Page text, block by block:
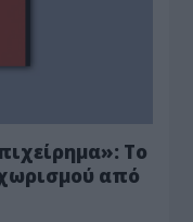
Το
από